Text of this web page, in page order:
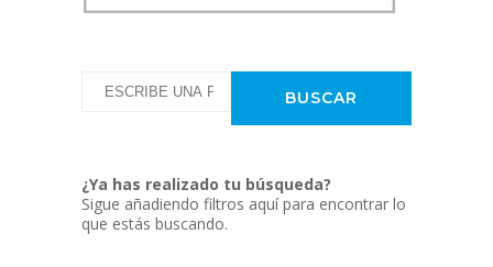
¿Ya has realizado tu búsqueda?
Sigue añadiendo filtros aquí para encontrar lo
que estás buscando.